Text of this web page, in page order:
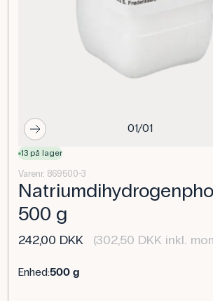
01/01
13 på lager
Varenr. 869500-3
500 g
242,00 DKK (302,50 DKK inkl.
Enhed:500 g